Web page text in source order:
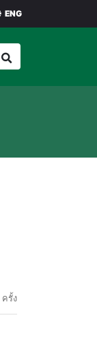
ENG
ครั้ง